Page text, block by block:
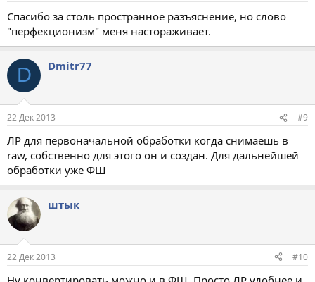
Спасибо за столь пространное разъяснение, но слово
"перфекционизм" меня настораживает.
D Dmitr77
22 Дек 2013 #9
ЛР для первоначальной обработки когда снимаешь в
raw, собственно для этого он и создан. Для дальнейшей
обработки уже ФШ
штык
22 Дек 2013 #10